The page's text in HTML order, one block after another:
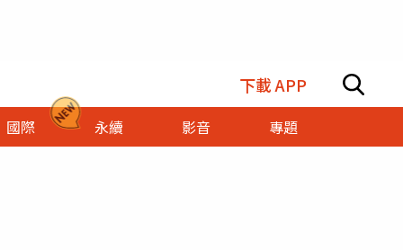
下載 APP
國際 永續 影音 專題